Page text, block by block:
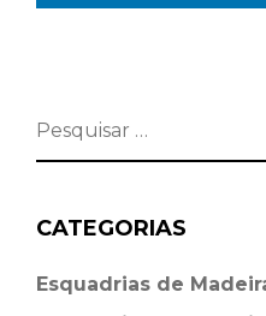
CATEGORIAS
Esquadrias de